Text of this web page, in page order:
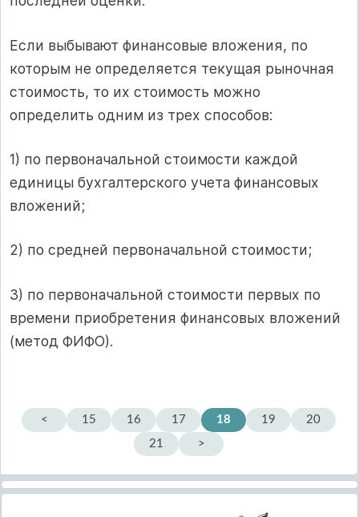
Если выбывают финансовые вложения, по
которым не определяется текущая рыночная
стоимость, то их стоимость можно
определить одним из трех способов:
1) по первоначальной стоимости каждой
единицы бухгалтерского учета финансовых
вложений;
2) по средней первоначальной стоимости;
3) по первоначальной стоимости первых по
времени приобретения финансовых вложений
(метод ФИФО).
< 15 16 17 18 19
20
21
>